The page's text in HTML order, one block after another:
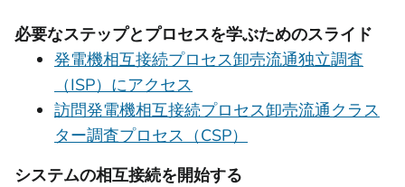
必要なステップとプロセスを学ぶためのスライド
発電機相互接続プロセス卸売流通独立調査
（ISP）にアクセス
訪問発電機相互接続プロセス卸売流通クラス
ター調査プロセス（CSP）
システムの相互接続を開始する